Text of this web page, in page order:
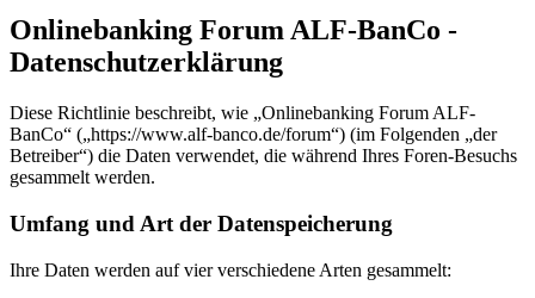
Onlinebanking Forum ALF-BanCo -
Datenschutzerklärung
Diese Richtlinie beschreibt, wie „Onlinebanking Forum ALF-
BanCo“ („https://www.alf-banco.de/forum“) (im Folgenden „der
Betreiber“) die Daten verwendet, die während Ihres Foren-Besuchs
gesammelt werden.
Umfang und Art der Datenspeicherung
Ihre Daten werden auf vier verschiedene Arten gesammelt: